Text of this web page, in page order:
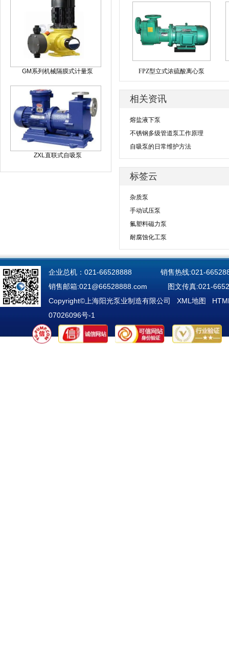
GM系列机械隔膜式计量泵
ZXL直联式自吸泵
FPZ型立式浓硫酸离心泵
相关资讯
熔盐液下泵
不锈钢多级管道泵工作原理
自吸泵的日常维护方法
标签云
杂质泵
手动试压泵
氟塑料磁力泵
耐腐蚀化工泵
企业总机：021-66528888 销售热线:021-
销售邮箱:021@66528888.com 图文传真:021-
Copyright©上海阳光泵业制造有限公司 XML地图
07026096号-1